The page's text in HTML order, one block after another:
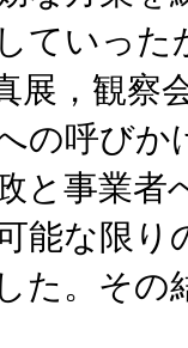
ていっ
展，観察
の呼びか
と事業者
能な限り
た。その